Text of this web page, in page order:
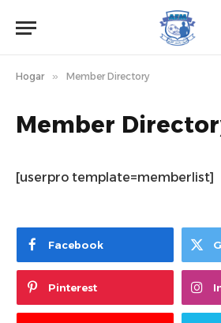
Hogar » Member Directory
Member
[userpro template=memberlist]
Facebook
Pinterest